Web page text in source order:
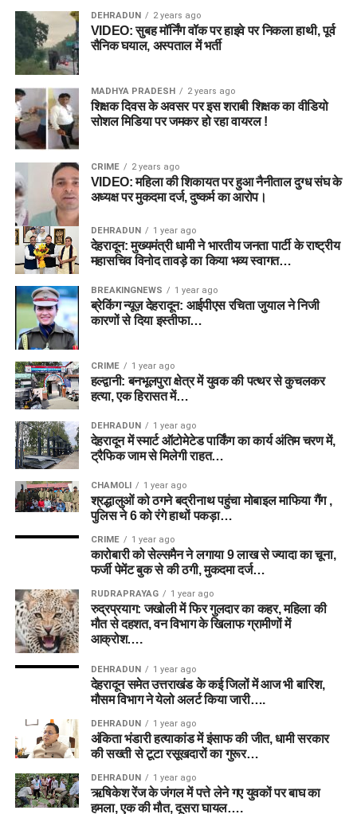
DEHRADUN 2 years ago
VIDEO: सुबह मॉर्निंग वॉक पर हाइवे पर निकला हाथी, पूर्व
सैनिक घयाल, अस्पताल में भर्ती
MADHYA PRADESH 2 years ago
शिक्षक दिवस के अवसर पर इस शराबी शिक्षक का वीडियो
सोशल मिडिया पर जमकर हो रहा वायरल !
CRIME 2 years ago
VIDEO: महिला की शिकायत पर हुआ नैनीताल दुग्ध संघ के
अध्यक्ष पर मुकदमा दर्ज, दुष्कर्म का आरोप।
DEHRADUN 1 year ago
देहरादून: मुख्यमंत्री धामी ने भारतीय जनता पार्टी के राष्ट्रीय
महासचिव विनोद तावड़े का किया भव्य स्वागत…
BREAKINGNEWS 1 year ago
ब्रेकिंग न्यूज़ देहरादून: आईपीएस रचिता जुयाल ने निजी
कारणों से दिया इस्तीफा…
CRIME 1 year ago
हल्द्वानी: बनभूलपुरा क्षेत्र में युवक की पत्थर से कुचलकर
हत्या, एक हिरासत में…
DEHRADUN 1 year ago
देहरादून में स्मार्ट ऑटोमेटेड पार्किंग का कार्य अंतिम चरण में,
ट्रैफिक जाम से मिलेगी राहत…
CHAMOLI 1 year ago
श्रद्धालुओं को ठगने बद्रीनाथ पहुंचा मोबाइल माफिया गैंग ,
पुलिस ने 6 को रंगे हाथों पकड़ा…
CRIME 1 year ago
कारोबारी को सेल्समैन ने लगाया 9 लाख से ज्यादा का चूना,
फर्जी पेमेंट बुक से की ठगी, मुकदमा दर्ज…
RUDRAPRAYAG 1 year ago
रुद्रप्रयाग: जखोली में फिर गुलदार का कहर, महिला की
मौत से दहशत, वन विभाग के खिलाफ ग्रामीणों में
आक्रोश….
DEHRADUN 1 year ago
देहरादून समेत उत्तराखंड के कई जिलों में आज भी बारिश,
मौसम विभाग ने येलो अलर्ट किया जारी….
DEHRADUN 1 year ago
अंकिता भंडारी हत्याकांड में इंसाफ की जीत, धामी सरकार
की सख्ती से टूटा रसूखदारों का गुरूर…
DEHRADUN 1 year ago
ऋषिकेश रेंज के जंगल में पत्ते लेने गए युवकों पर बाघ का
हमला, एक की मौत, दूसरा घायल….